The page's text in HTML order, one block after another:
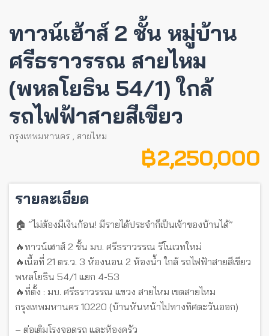
ทาวน์เฮ้าส์ 2 ชั้น หมู่บ้าน
ศรีธราวรรณ สายไหม
(พหลโยธิน 54/1) ใกล้
รถไฟฟ้าสายสีเขียว
กรุงเทพมหานคร , สายไหม
฿ 2,250,000
รายละเอียด
🏠 “ไม่ต้องมีเงินก้อน! มีรายได้ประจำก็เป็นเจ้าของบ้านได้”
🔥ทาวน์เฮาส์ 2 ชั้น มบ. ศรีธราวรรณ รีโนเวทใหม่
🔥เนื้อที่ 21 ตร.ว. 3 ห้องนอน 2 ห้องน้ำ ใกล้ รถไฟฟ้าสายสีเขียว
พหลโยธิน 54/1 แยก 4-53
🔥ที่ตั้ง : มบ. ศรีธราวรรณ แขวง สายไหม เขตสายไหม
กรุงเทพมหานคร 10220 (บ้านหันหน้าไปทางทิศตะวันออก)
– ต่อเติมโรงจอดรถ และห้องครัว